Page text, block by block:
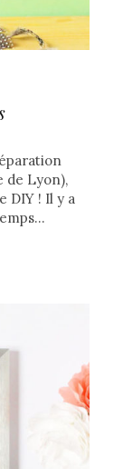
de Lyon),
DIY ! Il y a